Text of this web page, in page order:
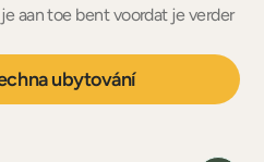
aan toe bent voordat je verder
ubytování